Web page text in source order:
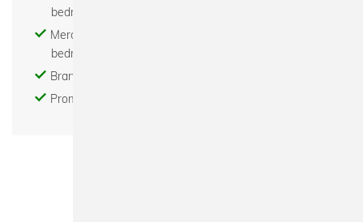
bedrucken
Merchandise bedrucken - Tour merchandise
bedrucken
Brand - Modelabel - Beratung - Gestaltung
Promotion Textil bedrucken